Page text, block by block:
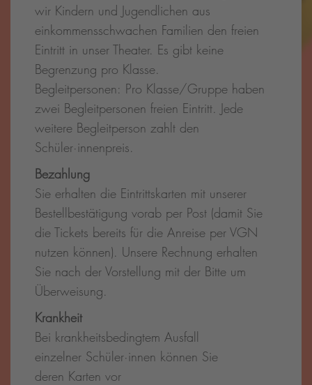
wir Kindern und Jugendlichen aus
einkommensschwachen Familien den freien
Eintritt in unser Theater. Es gibt keine
Begrenzung pro Klasse.
Begleitpersonen: Pro Klasse/Gruppe haben
zwei Begleitpersonen freien Eintritt. Jede
weitere Begleitperson zahlt den
Schüler·innenpreis.
Bezahlung
Sie erhalten die Eintrittskarten mit unserer
Bestellbestätigung vorab per Post (damit Sie
die Tickets bereits für die Anreise per VGN
nutzen können). Unsere Rechnung erhalten
Sie nach der Vorstellung mit der Bitte um
Überweisung.
Krankheit
Bei krankheitsbedingtem Ausfall
einzelner Schüler·innen können Sie
deren Karten vor